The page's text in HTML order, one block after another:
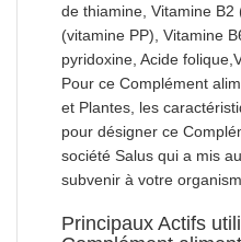
de thiamine, Vitamine B2
(vitamine PP), Vitamine
pyridoxine, Acide
Pour ce Complément
et Plantes, les
pour désigner ce
société Salus qui a mis
subvenir à votre
Principaux Actifs